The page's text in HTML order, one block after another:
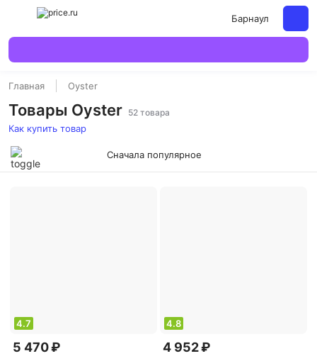
Барнаул
Главная Oyster
Товары Oyster 52 товара
Как купить товар
Сначала популярное
4.7
5 470 ₽
4.8
4 952 ₽